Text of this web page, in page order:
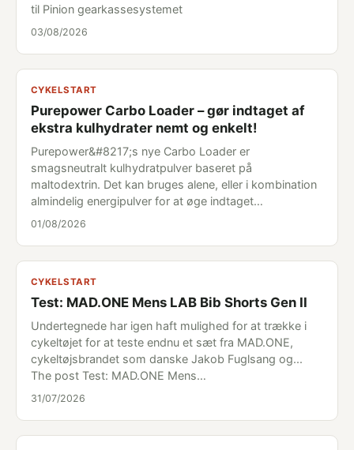
til Pinion gearkassesystemet
03/08/2026
CYKELSTART
Purepower Carbo Loader – gør indtaget af
ekstra kulhydrater nemt og enkelt!
Purepower&#8217;s nye Carbo Loader er
smagsneutralt kulhydratpulver baseret på
maltodextrin. Det kan bruges alene, eller i kombination
almindelig energipulver for at øge indtaget…
01/08/2026
CYKELSTART
Test: MAD.ONE Mens LAB Bib Shorts Gen II
Undertegnede har igen haft mulighed for at trække i
cykeltøjet for at teste endnu et sæt fra MAD.ONE,
cykeltøjsbrandet som danske Jakob Fuglsang og...
The post Test: MAD.ONE Mens…
31/07/2026